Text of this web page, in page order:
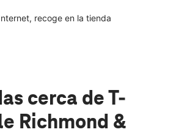
recoge en la tienda
cerca de T-
Richmond &